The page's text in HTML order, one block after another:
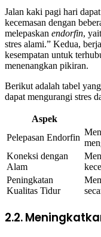
Jalan kaki pagi hari
kecemasan dengan
melepaskan endorfin,
stres alami.” Kedua,
kesempatan untuk
menenangkan pikiran.
Berikut adalah tabel
dapat mengurangi stres
Aspek
Pelepasan Endorfin
Koneksi dengan
Alam
Peningkatan
Kualitas Tidur
2.2.